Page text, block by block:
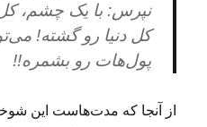
نپرس: با یک چشم، کل
کل دنیا رو گشته!
پول‌هات رو بشمره!!
از آنجا که مدت‌هاست این